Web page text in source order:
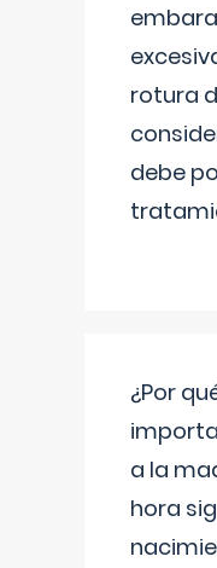
rotura
debe
¿Por
a la
hora